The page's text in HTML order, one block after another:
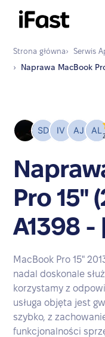
Strona główna› Serwis
›
Naprawa MacBook
Pro 15"
A1398
MacBook Pro 15"
nadal doskonale
korzystamy z
usługa objęta jest
szybko, z
funkcjonalności